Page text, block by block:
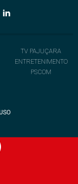
TV PAJUÇARA
ENTRETENIMENTO
PSCOM